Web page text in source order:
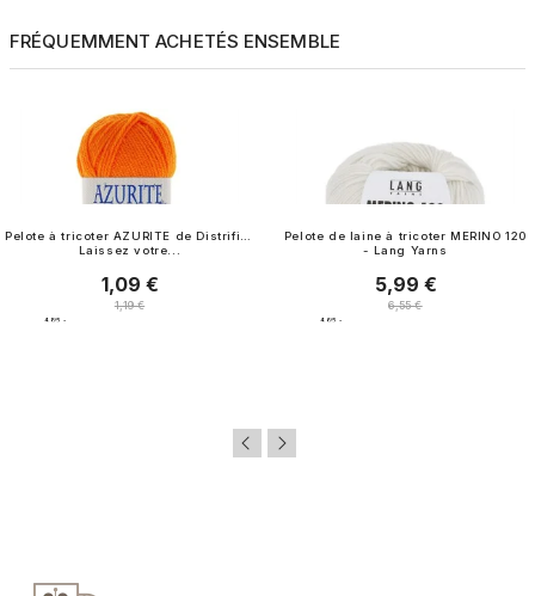
FRÉQUEMMENT ACHETÉS ENSEMBLE
Pelote à tricoter AZURITE de Distrifil -
Laissez votre...
Prix
1,09 €
Prix normal
1,19 €
4.8/5 -
Pelote de laine à tricoter MERINO 120
- Lang Yarns
Prix
5,99 €
Prix normal
6,55 €
4.6/5 -